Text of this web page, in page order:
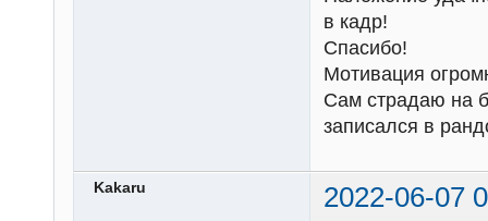
в кадр!
Спасибо!
Мотивация
Сам страдаю на
записался в
Kakaru 2022-06-07